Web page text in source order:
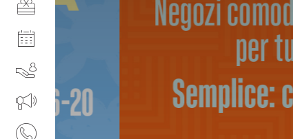
GIFT CARD
IL TUO BUSINESS AL CENTRO